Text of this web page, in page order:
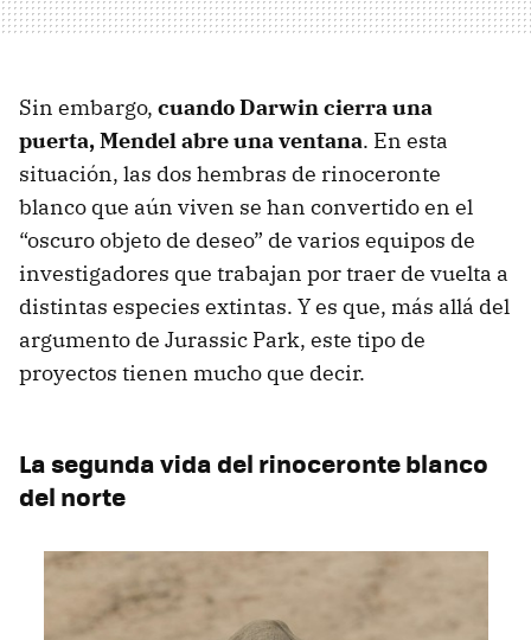
Sin embargo, cuando Darwin cierra una
puerta, Mendel abre una ventana. En esta
situación, las dos hembras de rinoceronte
blanco que aún viven se han convertido en el
“oscuro objeto de deseo” de varios equipos de
investigadores que trabajan por traer de vuelta a
distintas especies extintas. Y es que, más allá del
argumento de Jurassic Park, este tipo de
proyectos tienen mucho que decir.
La segunda vida del rinoceronte blanco
del norte